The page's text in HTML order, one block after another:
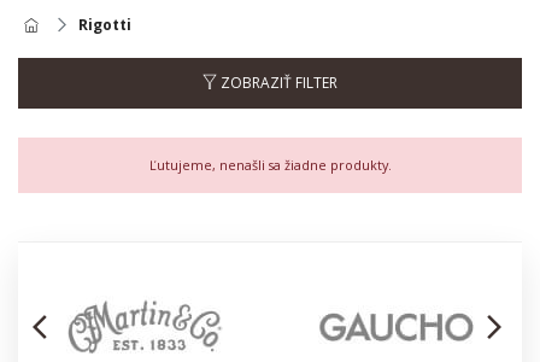
Rigotti
ZOBRAZIŤ FILTER
Ľutujeme, nenašli sa žiadne produkty.
arrow_back_ios arrow_forward_ios